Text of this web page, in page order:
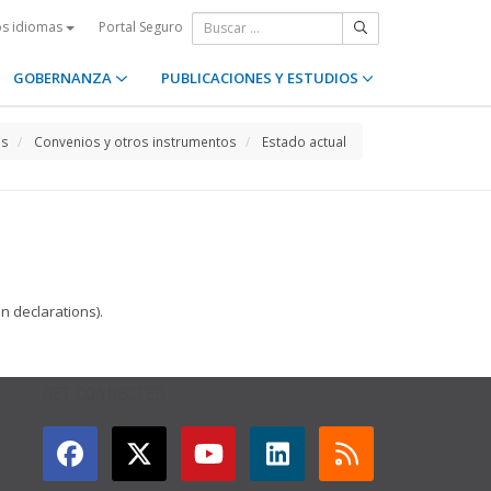
idiomas Portal Seguro
GOBERNANZA PUBLICACIONES Y ESTUDIOS
Convenios y otros instrumentos Estado actual
declarations).